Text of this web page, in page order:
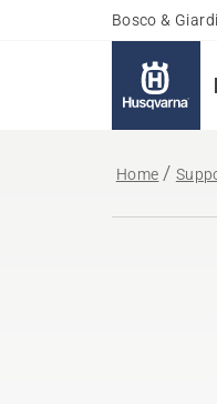
Bosco &
Home